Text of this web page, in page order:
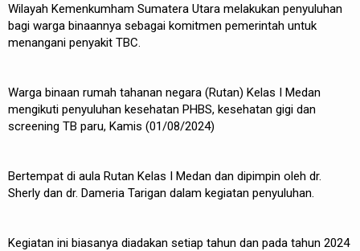
Wilayah Kemenkumham Sumatera Utara melakukan penyuluhan
bagi warga binaannya sebagai komitmen pemerintah untuk
menangani penyakit TBC.
Warga binaan rumah tahanan negara (Rutan) Kelas I Medan
mengikuti penyuluhan kesehatan PHBS, kesehatan gigi dan
screening TB paru, Kamis (01/08/2024)
Bertempat di aula Rutan Kelas I Medan dan dipimpin oleh dr.
Sherly dan dr. Dameria Tarigan dalam kegiatan penyuluhan.
Kegiatan ini biasanya diadakan setiap tahun dan pada tahun 2024